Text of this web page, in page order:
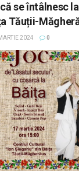
se întâlnesc
Tăuții-
2024 0